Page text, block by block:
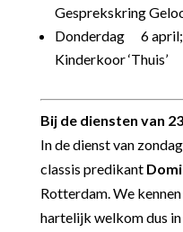
Gesprekskring
Donderdag 6 april;
Kinderkoor ‘Thuis’
Bij de diensten van
In de dienst van
classis predikant
Rotterdam. We
hartelijk welkom dus in